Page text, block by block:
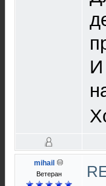
И
mihail
Ветеран